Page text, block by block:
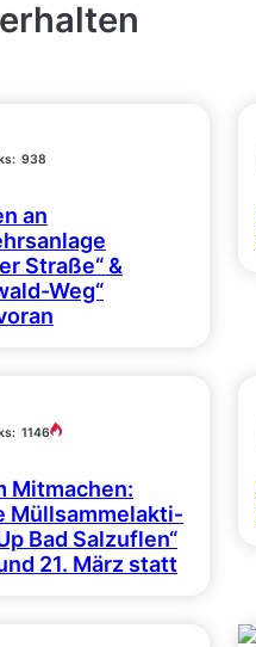
938
an
Straße“ &
Weg“
1146
Mitmachen:
Müll­sam­mel­ak­ti­
Bad Salzuflen“
21. März statt